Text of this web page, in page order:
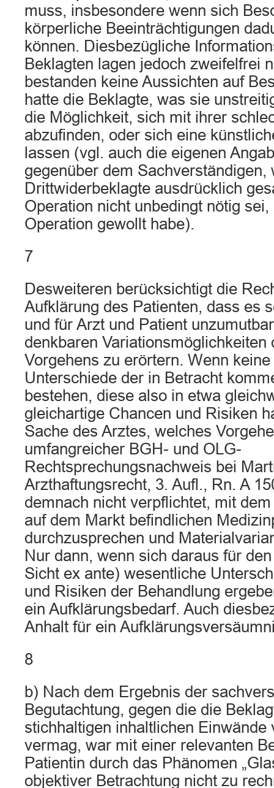
muss, insbesondere wenn sich
körperliche Beeinträchtigungen
können. Diesbezügliche
Beklagten lagen jedoch zweifelfrei
bestanden keine Aussichten auf
hatte die Beklagte, was sie
die Möglichkeit, sich mit ihrer
abzufinden, oder sich eine
lassen (vgl. auch die eigenen
gegenüber dem Sachverständigen,
Drittwiderbeklagte ausdrücklich
Operation nicht unbedingt nötig
Operation gewollt habe).
7
Desweiteren berücksichtigt die
Aufklärung des Patienten, dass es
und für Arzt und Patient
denkbaren Variationsmöglichkeiten
Vorgehens zu erörtern. Wenn
Unterschiede der in Betracht
bestehen, diese also in etwa
gleichartige Chancen und Risiken
Sache des Arztes, welches
umfangreicher BGH- und OLG-
Rechtsprechungsnachweis bei
Arzthaftungsrecht, 3. Aufl., Rn. A
demnach nicht verpflichtet, mit
auf dem Markt befindlichen
durchzusprechen und
Nur dann, wenn sich daraus für
Sicht ex ante) wesentliche
und Risiken der Behandlung
ein Aufklärungsbedarf. Auch
Anhalt für ein
8
b) Nach dem Ergebnis der
Begutachtung, gegen die die
stichhaltigen inhaltlichen Einwände
vermag, war mit einer relevanten
Patientin durch das Phänomen
objektiver Betrachtung nicht zu